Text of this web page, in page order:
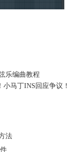
页面
件到播放列表中，或者
乐编曲教程
马丁INS回应争议！
法